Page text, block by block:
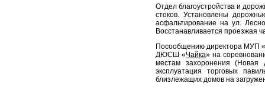
Отдел благоустройства и
стоков. Установлены
асфальтирование на ул.
Восстанавливается проезжая
Посообщению директора МУП
ДЮСШ «Чайка» на
местам захоронения
эксплуатация торговых
близлежащих домов на